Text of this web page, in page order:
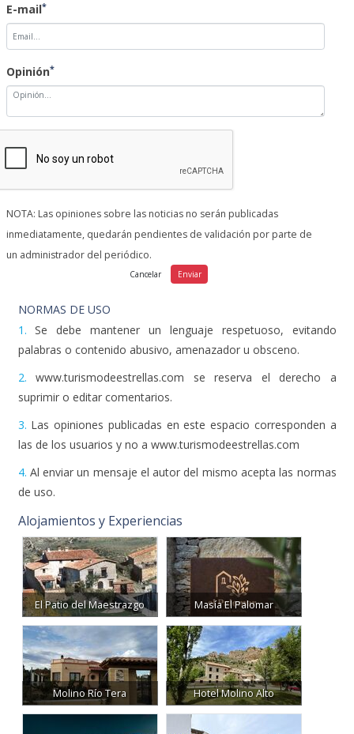
E-mail*
Opinión*
NOTA: Las opiniones sobre las noticias no serán publicadas
inmediatamente, quedarán pendientes de validación por parte de
un administrador del periódico.
NORMAS DE USO
1. Se debe mantener un lenguaje respetuoso, evitando
palabras o contenido abusivo, amenazador u obsceno.
2. www.turismodeestrellas.com se reserva el derecho a
suprimir o editar comentarios.
3. Las opiniones publicadas en este espacio corresponden a
las de los usuarios y no a www.turismodeestrellas.com
4. Al enviar un mensaje el autor del mismo acepta las normas
de uso.
Alojamientos y Experiencias
El Patio del Maestrazgo Masía El Palomar
Molino Río Tera Hotel Molino Alto